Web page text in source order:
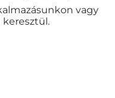
vagy